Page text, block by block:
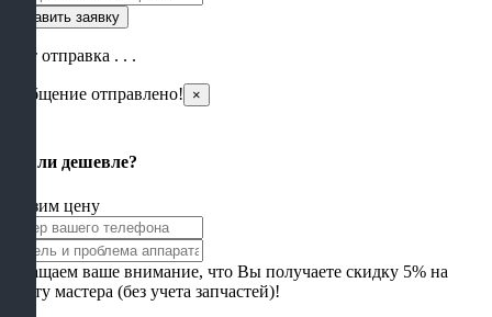
Идет отправка . . .
Сообщение отправлено!
×
Нашли дешевле?
Снизим цену
Обращаем ваше внимание, что Вы получаете скидку 5% на
работу мастера (без учета запчастей)!